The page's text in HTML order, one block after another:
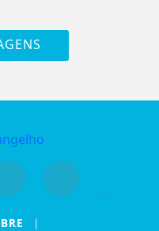
|